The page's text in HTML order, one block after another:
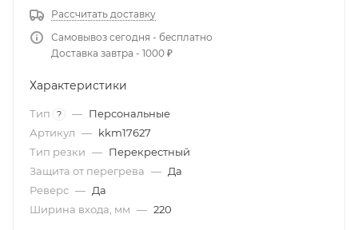
Рассчитать доставку
Самовывоз сегодня - бесплатно
Доставка завтра - 1000 ₽
Характеристики
Тип ? — Персональные
Артикул — kkm17627
Тип резки — Перекрестный
Защита от перегрева — Да
Реверс — Да
Ширина входа, мм — 220